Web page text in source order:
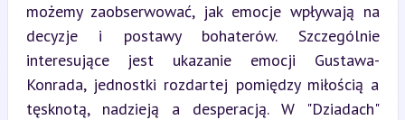
możemy zaobserwować, jak emocje wpływają na
decyzje i postawy bohaterów. Szczególnie
interesujące jest ukazanie emocji Gustawa-
Konrada, jednostki rozdartej pomiędzy miłością a
tęsknotą, nadzieją a desperacją. W "Dziadach"